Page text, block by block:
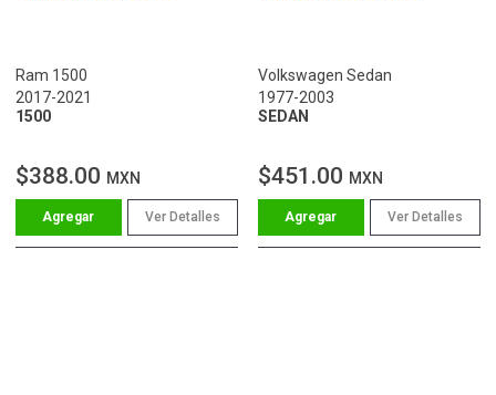
Ram 1500
2017-2021
1500
$388.00 MXN
Ver Detalles
Volkswagen Sedan
1977-2003
SEDAN
$451.00 MXN
Ver Detalles